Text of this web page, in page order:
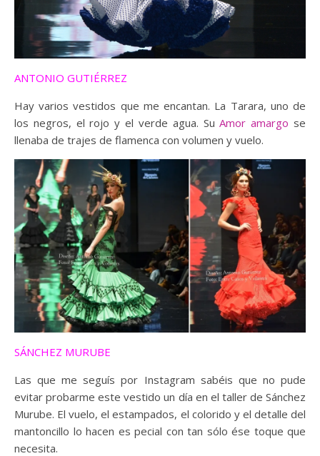
ANTONIO GUTIÉRREZ
Hay varios vestidos que me encantan. La Tarara, uno de
los negros, el rojo y el verde agua. SuAmor amargo se
llenaba de trajes de flamenca con volumen y vuelo.
SÁNCHEZ MURUBE
Las que me seguís por Instagram sabéis que no pude
evitar probarme este vestido un día en el taller de Sánchez
Murube. El vuelo, el estampados, el colorido y el detalle del
mantoncillo lo hacen es pecial con tan sólo ése toque que
necesita.